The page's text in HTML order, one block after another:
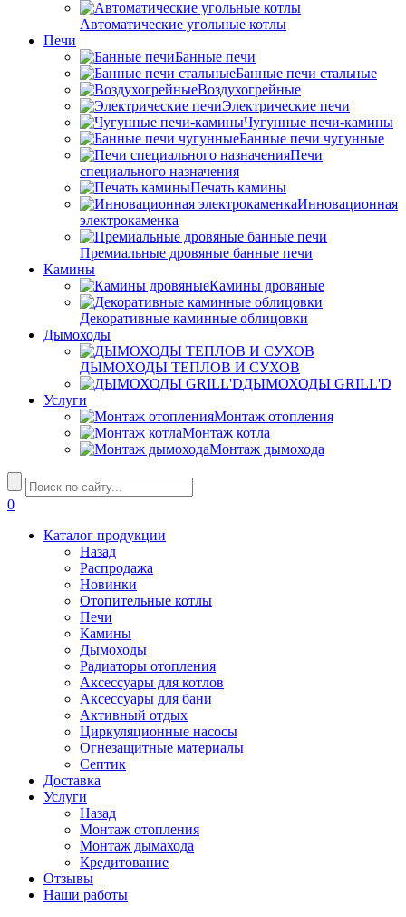
Автоматические угольные котлы
Печи
Банные печи
Банные печи стальные
Воздухогрейные
Электрические печи
Чугунные печи-камины
Банные печи чугунные
Печи
специального назначения
Печать камины
Инновационная
электрокаменка
Премиальные дровяные банные печи
Камины
Камины дровяные
Декоративные каминные облицовки
Дымоходы
ДЫМОХОДЫ ТЕПЛОВ И СУХОВ
ДЫМОХОДЫ GRILL'D
Услуги
Монтаж отопления
Монтаж котла
Монтаж дымохода
0
Каталог продукции
Назад
Распродажа
Новинки
Отопительные котлы
Печи
Камины
Дымоходы
Радиаторы отопления
Аксессуары для котлов
Аксессуары для бани
Активный отдых
Циркуляционные насосы
Огнезащитные материалы
Септик
Доставка
Услуги
Назад
Монтаж отопления
Монтаж дымахода
Кредитование
Отзывы
Наши работы